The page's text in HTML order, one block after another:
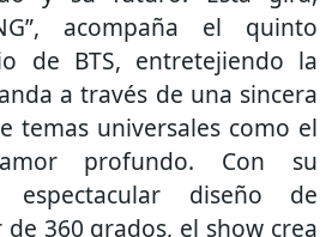
acompaña el quinto
de BTS, entretejiendo la
a través de una sincera
temas universales como el
profundo. Con su
espectacular diseño de
360 grados, el show crea